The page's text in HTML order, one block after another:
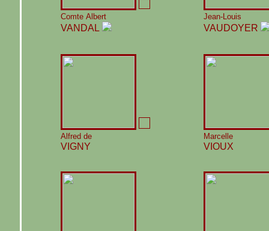
Comte Albert
VANDAL
Jean-Louis
VAUDOYER
Alfred de
VIGNY
Marcelle
VIOUX